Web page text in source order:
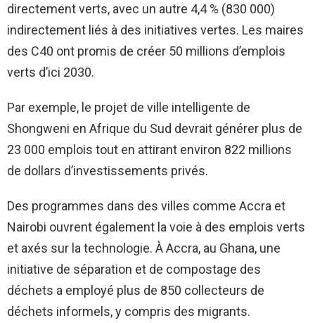
directement verts, avec un autre 4,4 % (830 000)
indirectement liés à des initiatives vertes. Les maires
des C40 ont promis de créer 50 millions d’emplois
verts d’ici 2030.
Par exemple, le projet de ville intelligente de
Shongweni en Afrique du Sud devrait générer plus de
23 000 emplois tout en attirant environ 822 millions
de dollars d’investissements privés.
Des programmes dans des villes comme Accra et
Nairobi ouvrent également la voie à des emplois verts
et axés sur la technologie. À Accra, au Ghana, une
initiative de séparation et de compostage des
déchets a employé plus de 850 collecteurs de
déchets informels, y compris des migrants.